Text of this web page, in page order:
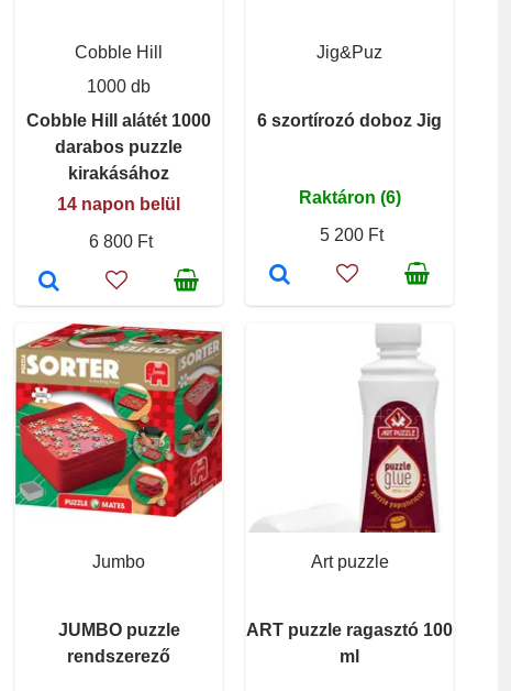
Cobble Hill
1000 db
Cobble Hill alátét 1000
darabos puzzle
kirakásához
14 napon belül
6 800 Ft
Jig&Puz
6 szortírozó doboz Jig
Raktáron (6)
5 200 Ft
Jumbo
JUMBO puzzle
rendszerező
Art puzzle
ART puzzle ragasztó 100
ml